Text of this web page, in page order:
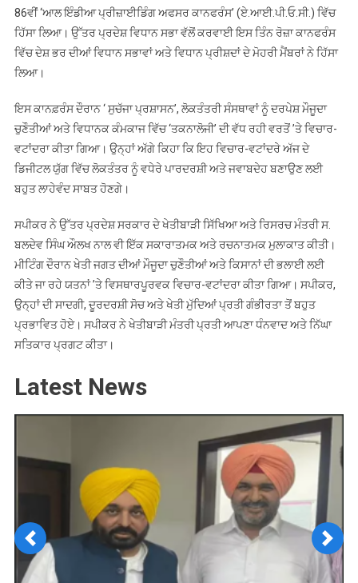
ਅਫ਼ਸਰ
ਕਾਨਫਰੰਸ
ਵਿੱਚ
86ਵੀਂ ‘ਆਲ ਇੰਡੀਆ ਪ੍ਰੀਜ਼ਾਈਡਿੰਗ ਅਫਸਰ ਕਾਨਫਰੰਸ’ (ਏ.ਆਈ.ਪੀ.ਓ.ਸੀ.) ਵਿੱਚ
ਹਿੱਸਾ ਲਿਆ। ਉੱਤਰ ਪ੍ਰਦੇਸ਼ ਵਿਧਾਨ ਸਭਾ ਵੱਲੋਂ ਕਰਵਾਈ ਇਸ ਤਿੰਨ ਰੋਜ਼ਾ ਕਾਨਫਰੰਸ
ਵਿੱਚ ਦੇਸ਼ ਭਰ ਦੀਆਂ ਵਿਧਾਨ ਸਭਾਵਾਂ ਅਤੇ ਵਿਧਾਨ ਪ੍ਰੀਸ਼ਦਾਂ ਦੇ ਮੋਹਰੀ ਮੈਂਬਰਾਂ ਨੇ ਹਿੱਸਾ
ਲਿਆ।
ਇਸ ਕਾਨਫ਼ਰੰਸ ਦੌਰਾਨ ‘ ਸੁਚੱਜਾ ਪ੍ਰਸ਼ਾਸਨ’, ਲੋਕਤੰਤਰੀ ਸੰਸਥਾਵਾਂ ਨੂੰ ਦਰਪੇਸ਼ ਮੌਜੂਦਾ
ਚੁਣੌਤੀਆਂ ਅਤੇ ਵਿਧਾਨਕ ਕੰਮਕਾਜ ਵਿੱਚ ‘ਤਕਨਾਲੋਜੀ’ ਦੀ ਵੱਧ ਰਹੀ ਵਰਤੋਂ ’ਤੇ ਵਿਚਾਰ-
ਵਟਾਂਦਰਾ ਕੀਤਾ ਗਿਆ। ਉਨ੍ਹਾਂ ਅੱਗੇ ਕਿਹਾ ਕਿ ਇਹ ਵਿਚਾਰ-ਵਟਾਂਦਰੇ ਅੱਜ ਦੇ
ਡਿਜੀਟਲ ਯੁੱਗ ਵਿੱਚ ਲੋਕਤੰਤਰ ਨੂੰ ਵਧੇਰੇ ਪਾਰਦਰਸ਼ੀ ਅਤੇ ਜਵਾਬਦੇਹ ਬਣਾਉਣ ਲਈ
ਬਹੁਤ ਲਾਹੇਵੰਦ ਸਾਬਤ ਹੋਣਗੇ।
ਸਪੀਕਰ ਨੇ ਉੱਤਰ ਪ੍ਰਦੇਸ਼ ਸਰਕਾਰ ਦੇ ਖੇਤੀਬਾੜੀ ਸਿੱਖਿਆ ਅਤੇ ਰਿਸਰਚ ਮੰਤਰੀ ਸ.
ਬਲਦੇਵ ਸਿੰਘ ਔਲਖ ਨਾਲ ਵੀ ਇੱਕ ਸਕਾਰਾਤਮਕ ਅਤੇ ਰਚਨਾਤਮਕ ਮੁਲਾਕਾਤ ਕੀਤੀ।
ਮੀਟਿੰਗ ਦੌਰਾਨ ਖੇਤੀ ਜਗਤ ਦੀਆਂ ਮੌਜੂਦਾ ਚੁਣੌਤੀਆਂ ਅਤੇ ਕਿਸਾਨਾਂ ਦੀ ਭਲਾਈ ਲਈ
ਕੀਤੇ ਜਾ ਰਹੇ ਯਤਨਾਂ ’ਤੇ ਵਿਸਥਾਰਪੂਰਵਕ ਵਿਚਾਰ-ਵਟਾਂਦਰਾ ਕੀਤਾ ਗਿਆ। ਸਪੀਕਰ,
ਉਨ੍ਹਾਂ ਦੀ ਸਾਦਗੀ, ਦੂਰਦਰਸ਼ੀ ਸੋਚ ਅਤੇ ਖੇਤੀ ਮੁੱਦਿਆਂ ਪ੍ਰਤੀ ਗੰਭੀਰਤਾ ਤੋਂ ਬਹੁਤ
ਪ੍ਰਭਾਵਿਤ ਹੋਏ। ਸਪੀਕਰ ਨੇ ਖੇਤੀਬਾੜੀ ਮੰਤਰੀ ਪ੍ਰਤੀ ਆਪਣਾ ਧੰਨਵਾਦ ਅਤੇ ਨਿੱਘਾ
ਸਤਿਕਾਰ ਪ੍ਰਗਟ ਕੀਤਾ।
Latest News
Previous Next